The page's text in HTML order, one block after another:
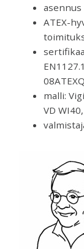
ATEX-
malli:
VD